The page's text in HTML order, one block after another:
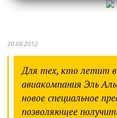
20.06.2012
Для тех, кто летит в
авиакомпания Эль
новое специальное
позволяющее